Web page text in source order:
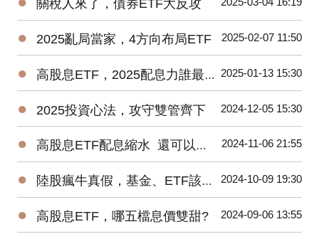
關稅人來了，債券ETF大反攻
● 2025亂局當家，4方向布局ETF 2025-02-07 11:50
● 高股息ETF，2025配息力誰最強? 2025-01-13 15:30
● 2025投資心法，攻守雙管齊下 2024-12-05 15:30
● 高股息ETF配息縮水 還可以買嗎? 2024-11-06 21:55
● 陸股瘋牛真假，基金、ETF該怎麼挑? 2024-10-09 19:30
● 高股息ETF，哪五檔息價雙甜? 2024-09-06 13:55